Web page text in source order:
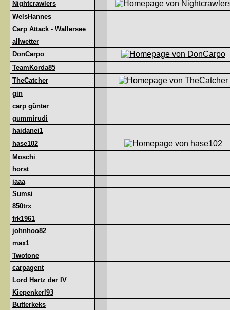
Nightcrawlers
WelsHannes
Carp Attack - Wallersee
allwetter
DonCarpo
TeamKorda85
TheCatcher
gin
carp günter
gummirudi
haidanei1
hase102
Moschi
horst
jaaa
Sumsi
850trx
frk1961
johnhoo82
max1
Twotone
carpagent
Lord Hartz der IV
Kiepenkerl93
Butterkeks